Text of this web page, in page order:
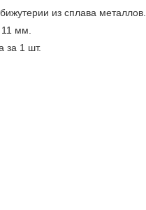
из сплава металлов.
11 мм.
за 1 шт.